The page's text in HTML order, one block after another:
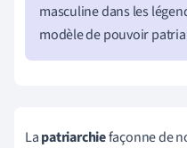
masculine dans les
modèle de pouvoir
Lapatriarchiefaçonne de